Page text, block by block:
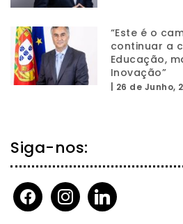
“Este é o
continuar a
Educação,
Inovação”
26 de Junho,
Siga-nos:
facebookinstagramlinkedin